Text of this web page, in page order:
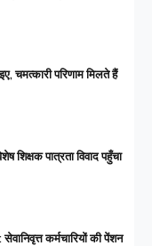
चमत्कारी परिणाम मिलते हैं
शिक्षक पात्रता विवाद पहुँचा
कर्मचारियों की पेंशन